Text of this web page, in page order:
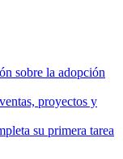
sobre la adopción
proyectos y
su primera tarea